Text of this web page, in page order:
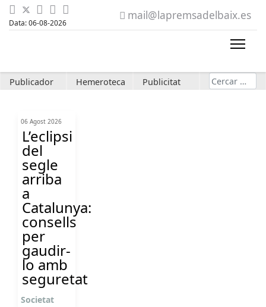
Data: 06-08-2026
mail@lapremsadelbaix.es
Publicador Hemeroteca Publicitat Cerca
06 Agost 2026
L’eclipsi
del
segle
arriba
a
Catalunya:
consells
per
gaudir-
lo amb
seguretat
Societat